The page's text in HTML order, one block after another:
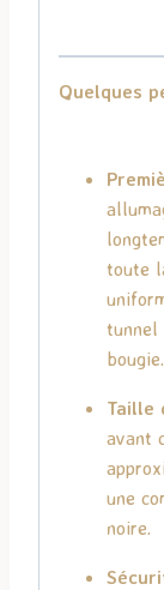
Quelques
toute
tunnel
bougie.
Taille
avant
une
noire.